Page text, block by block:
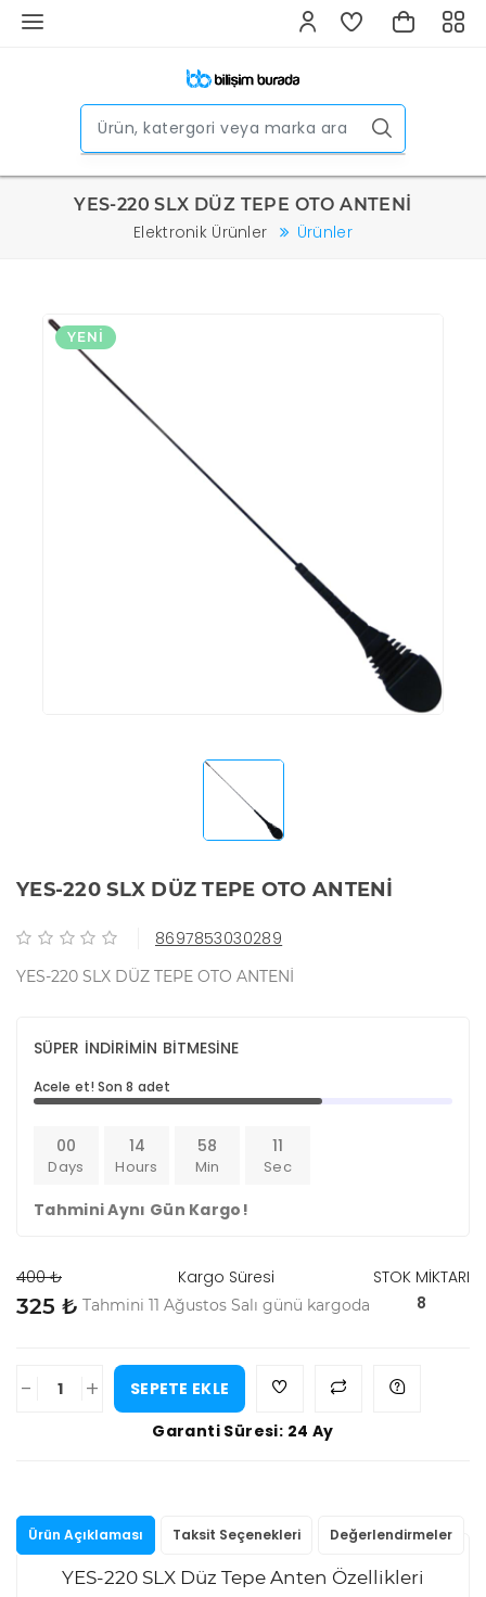
YES-220 SLX DÜZ TEPE OTO ANTENİ
Elektronik Ürünler Ürünler
YENI
YES-220 SLX DÜZ TEPE OTO ANTENİ
8697853030289
YES-220 SLX DÜZ TEPE OTO ANTENİ
SÜPER İNDİRİMİN BİTMESİNE
Acele et! Son 8 adet
00
Days
14
Hours
58
Min
10
Sec
Tahmini Aynı Gün Kargo!
400 ₺
325 ₺
Kargo Süresi
Tahmini 11 Ağustos Salı günü kargoda
STOK MİKTARI
8
- +
SEPETE EKLE
Garanti Süresi: 24 Ay
Ürün Açıklaması Taksit Seçenekleri Değerlendirmeler
YES-220 SLX Düz Tepe Anten Özellikleri